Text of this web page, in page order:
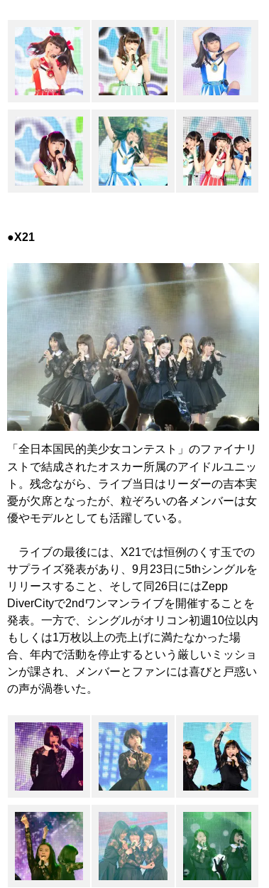
●X21
「全日本国民的美少女コンテスト」のファイナリ
ストで結成されたオスカー所属のアイドルユニッ
ト。残念ながら、ライブ当日はリーダーの吉本実
憂が欠席となったが、粒ぞろいの各メンバーは女
優やモデルとしても活躍している。
ライブの最後には、X21では恒例のくす玉での
サプライズ発表があり、9月23日に5thシングルを
リリースすること、そして同26日にはZepp
DiverCityで2ndワンマンライブを開催することを
発表。一方で、シングルがオリコン初週10位以内
もしくは1万枚以上の売上げに満たなかった場
合、年内で活動を停止するという厳しいミッショ
ンが課され、メンバーとファンには喜びと戸惑い
の声が渦巻いた。